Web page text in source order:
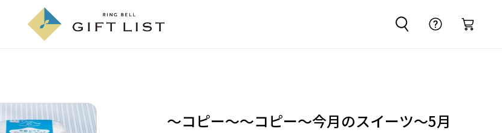
～コピー～～コピー～今月のスイーツ～5月